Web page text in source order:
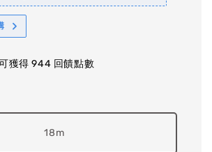
獲得 944 回饋點數
18m